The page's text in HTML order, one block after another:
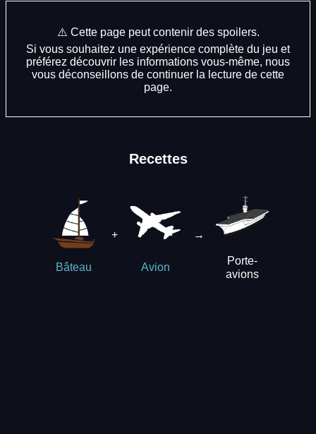
⚠️ Cette page peut contenir des spoilers.
Si vous souhaitez une expérience complète du jeu et
préférez découvrir les informations vous-même, nous
vous déconseillons de continuer la lecture de cette
page.
Recettes
Bâteau
+
Avion
→
Porte-
avions